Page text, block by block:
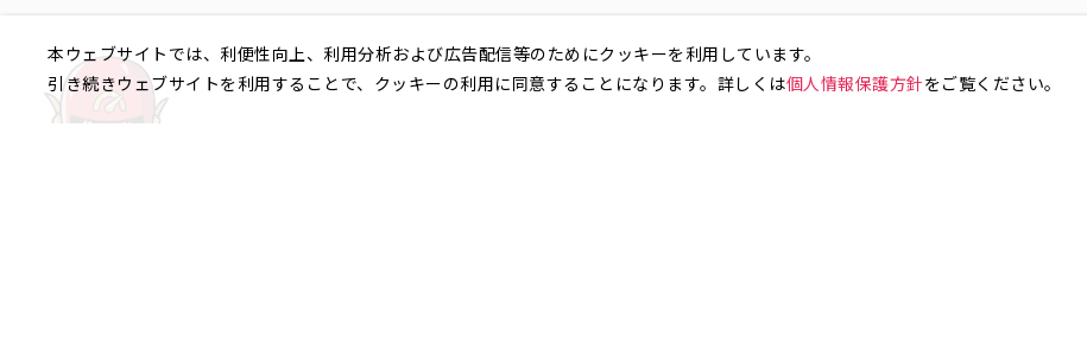
本ウェブサイトでは、利便性向上、利用分析および広告配信等のためにクッキーを利用しています。
引き続きウェブサイトを利用することで、クッキーの利用に同意することになります。詳しくは個人情報保護方針をご覧ください。